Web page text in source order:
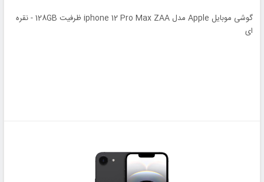
گوشی موبایل Apple مدل iphone 12 Pro Max ZAA ظرفیت 128GB - نقره
ای